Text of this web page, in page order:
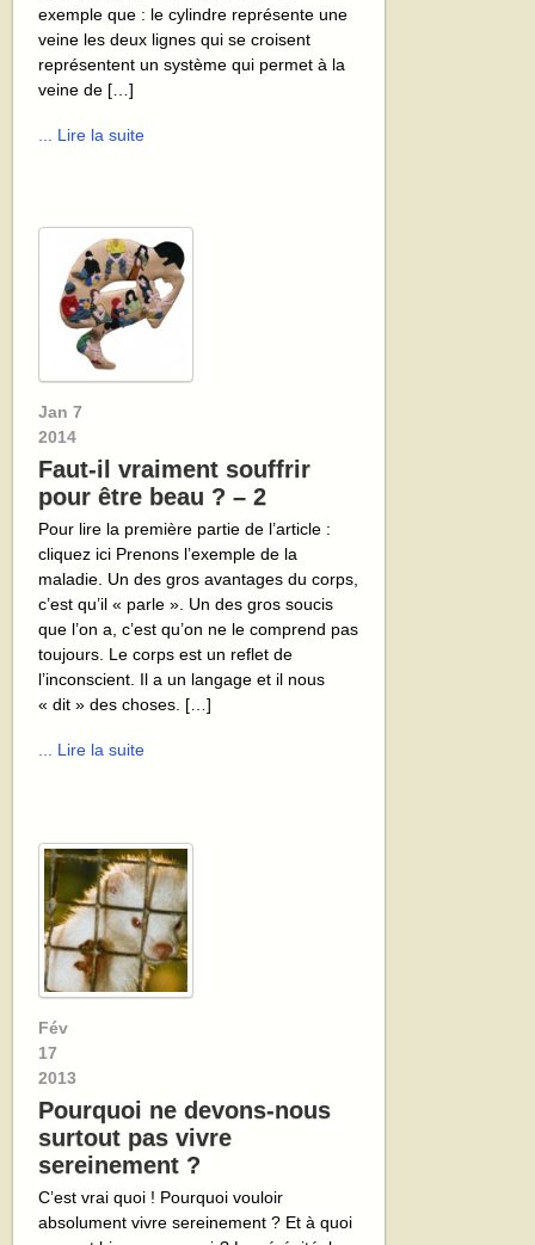
exemple que : le cylindre représente une
veine les deux lignes qui se croisent
représentent un système qui permet à la
veine de […]
... Lire la suite
Jan 7
2014
Faut-il vraiment souffrir
pour être beau ? – 2
Pour lire la première partie de l’article :
cliquez ici Prenons l’exemple de la
maladie. Un des gros avantages du corps,
c’est qu’il « parle ». Un des gros soucis
que l’on a, c’est qu’on ne le comprend pas
toujours. Le corps est un reflet de
l’inconscient. Il a un langage et il nous
« dit » des choses. […]
... Lire la suite
Fév
17
2013
Pourquoi ne devons-nous
surtout pas vivre
sereinement ?
C’est vrai quoi ! Pourquoi vouloir
absolument vivre sereinement ? Et à quoi